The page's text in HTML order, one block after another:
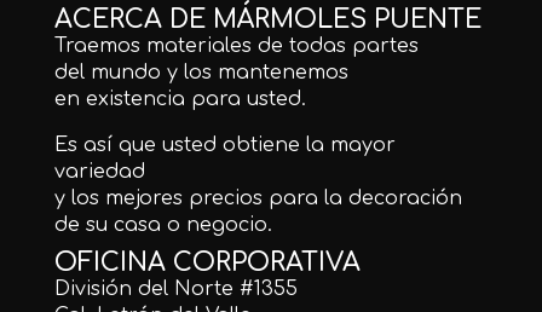
ACERCA DE MÁRMOLES PUENTE
Traemos materiales de todas partes
del mundo y los mantenemos
en existencia para usted.
Es así que usted obtiene la mayor
variedad
y los mejores precios para la decoración
de su casa o negocio.
OFICINA CORPORATIVA
División del Norte #1355